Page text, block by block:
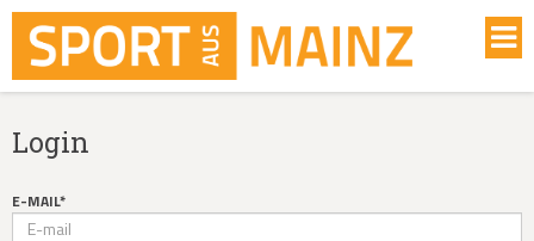
Login
E-MAIL*